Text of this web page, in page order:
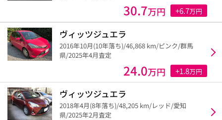
30.7万円 +6.7万円
ヴィッツジュエラ
2016年10月(10年落ち)/46,868 km/ピンク/群馬
県/2025年4月査定
24.0万円 +1.8万円
ヴィッツジュエラ
2018年4月(8年落ち)/48,205 km/レッド/愛知
県/2025年2月査定